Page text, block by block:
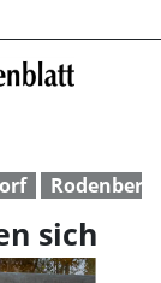
Rodenberg
sich